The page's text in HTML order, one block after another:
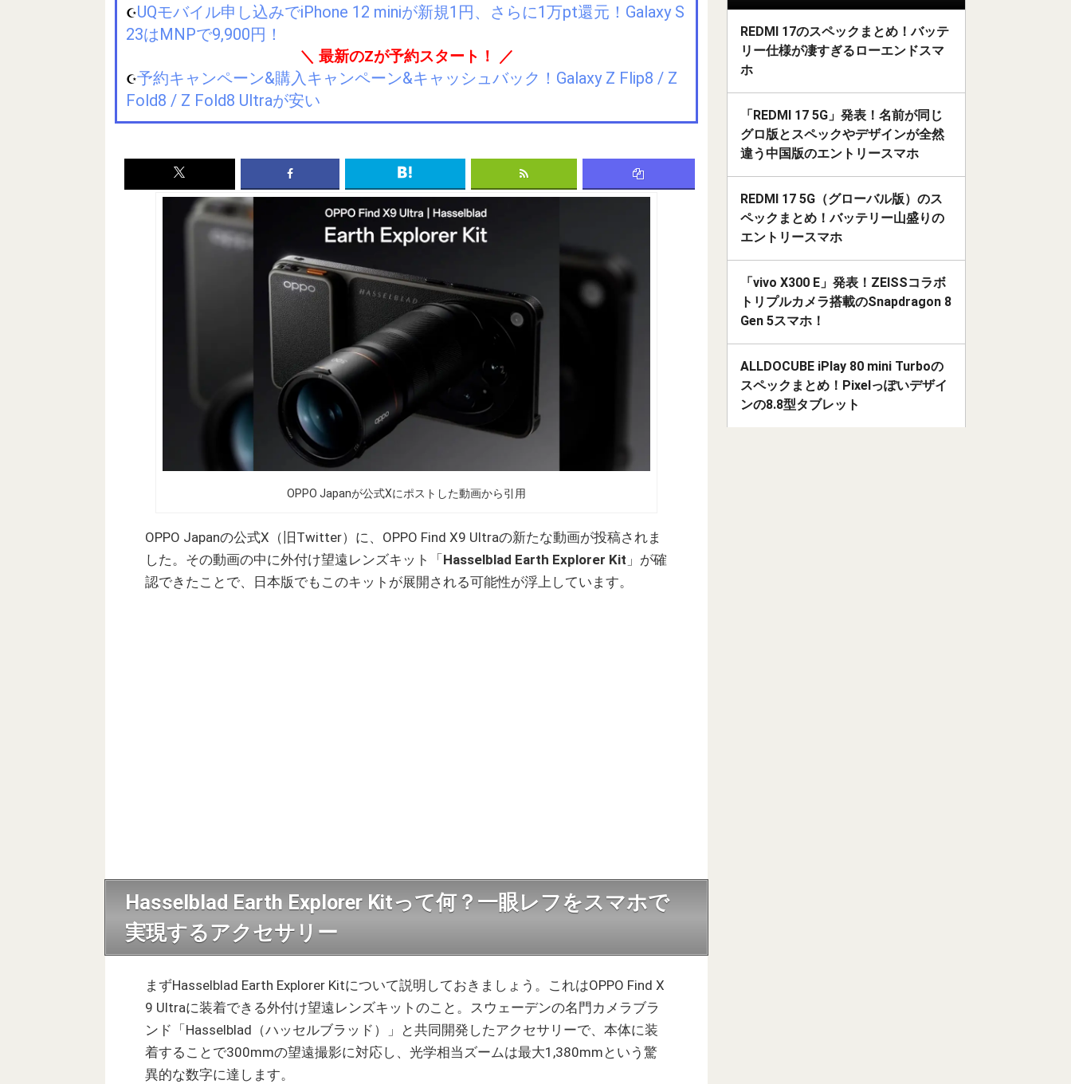
☪️UQモバイル申し込みでiPhone 12 miniが新規1円、さらに1万pt還元！Galaxy S
23はMNPで9,900円！
＼ 最新のZが予約スタート！ ／
☪️予約キャンペーン&購入キャンペーン&キャッシュバック！Galaxy Z Flip8 / Z
Fold8 / Z Fold8 Ultraが安い
OPPO Japanが公式Xにポストした動画から引用
OPPO Japanの公式X（旧Twitter）に、OPPO Find X9 Ultraの新たな動画が投稿されま
した。その動画の中に外付け望遠レンズキット「 Hasselblad Earth Explorer Kit 」が確
認できたことで、日本版でもこのキットが展開される可能性が浮上しています。
Hasselblad Earth Explorer Kitって何？一眼レフをスマホで
実現するアクセサリー
まずHasselblad Earth Explorer Kitについて説明しておきましょう。これはOPPO Find X
9 Ultraに装着できる外付け望遠レンズキットのこと。スウェーデンの名門カメラブラ
ンド「Hasselblad（ハッセルブラッド）」と共同開発したアクセサリーで、本体に装
着することで300mmの望遠撮影に対応し、光学相当ズームは最大1,380mmという驚
異的な数字に達します。
REDMI 17のスペックまとめ！バッテ
リー仕様が凄すぎるローエンドスマ
ホ
「REDMI 17 5G」発表！名前が同じ
グロ版とスペックやデザインが全然
違う中国版のエントリースマホ
REDMI 17 5G（グローバル版）のス
ペックまとめ！バッテリー山盛りの
エントリースマホ
「vivo X300 E」発表！ZEISSコラボ
トリプルカメラ搭載のSnapdragon 8
Gen 5スマホ！
ALLDOCUBE iPlay 80 mini Turboの
スペックまとめ！Pixelっぽいデザイ
ンの8.8型タブレット